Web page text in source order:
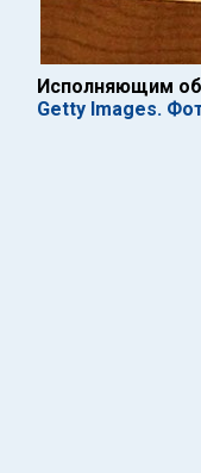
Исполняющим
Getty Images.